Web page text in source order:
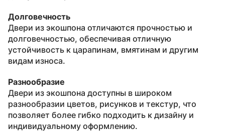
Долговечность
Двери из экошпона отличаются прочностью и
долговечностью, обеспечивая отличную
устойчивость к царапинам, вмятинам и другим
видам износа.
Разнообразие
Двери из экошпона доступны в широком
разнообразии цветов, рисунков и текстур, что
позволяет более гибко подходить к дизайну и
индивидуальному оформлению.